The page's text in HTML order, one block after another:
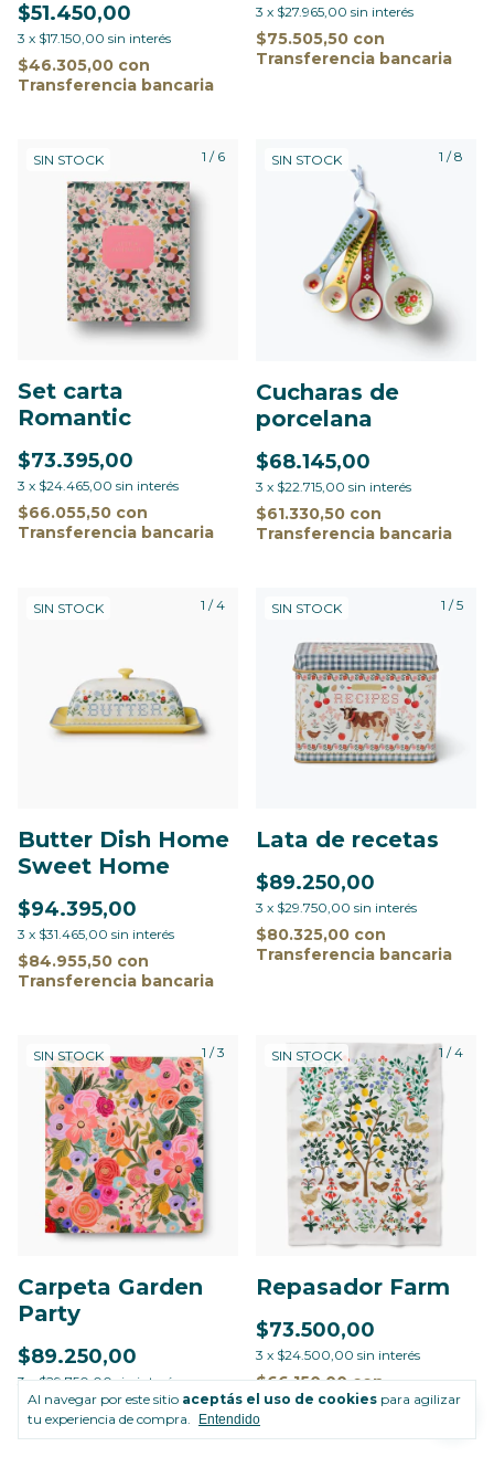
Al navegar por este sitio aceptás el uso de cookies para agilizar
tu experiencia de compra.
Entendido
$51.450,00
3 x $17.150,00 sin interés
$46.305,00 con
Transferencia bancaria
3 x $27.965,00 sin interés
$75.505,50 con
Transferencia bancaria
1 / 6
SIN STOCK
Set carta
Romantic
$73.395,00
3 x $24.465,00 sin interés
$66.055,50 con
Transferencia bancaria
1 /8
SIN STOCK
Cucharas de
porcelana
$68.145,00
3 x $22.715,00 sin interés
$61.330,50 con
Transferencia bancaria
1 /4
SIN STOCK
Butter Dish Home
Sweet Home
$94.395,00
3 x $31.465,00 sin interés
$84.955,50 con
Transferencia bancaria
1 /5
SIN STOCK
Lata de recetas
$89.250,00
3 x $29.750,00 sin interés
$80.325,00 con
Transferencia bancaria
1 /3
SIN STOCK
Carpeta Garden
Party
$89.250,00
3 x$29.750,00 sin interés
$80.325,00con
Transferencia bancaria
1 /4
SIN STOCK
Repasador Farm
$73.500,00
3 x $24.500,00 sin interés
$66.150,00con
Transferencia bancaria